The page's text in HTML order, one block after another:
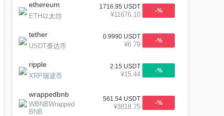
ethereum
ETH以太坊
1716.95 USDT
¥11676.10 -%
tether
USDT泰达币
0.9990 USDT
¥6.79 -%
ripple
XRP瑞波币
2.15 USDT
¥15.44 -%
wrappedbnb
WBNBWrapped
BNB
561.54 USDT
¥3818.75 -%